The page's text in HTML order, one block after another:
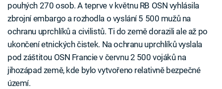
pouhých 270 osob. A teprve v květnu RB OSN vyhlásila
zbrojní embargo a rozhodla o vyslání 5 500 mužů na
ochranu uprchlíků a civilistů. Ti do země dorazili ale až po
ukončení etnických čistek. Na ochranu uprchlíků vyslala
pod záštitou OSN Francie v červnu 2 500 vojáků na
jihozápad země, kde bylo vytvořeno relativně bezpečné
území.